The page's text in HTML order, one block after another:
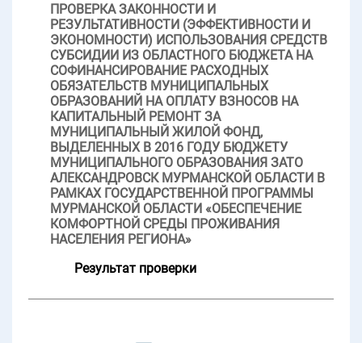
ПРОВЕРКА ЗАКОННОСТИ И
РЕЗУЛЬТАТИВНОСТИ (ЭФФЕКТИВНОСТИ И
ЭКОНОМНОСТИ) ИСПОЛЬЗОВАНИЯ СРЕДСТВ
СУБСИДИИ ИЗ ОБЛАСТНОГО БЮДЖЕТА НА
СОФИНАНСИРОВАНИЕ РАСХОДНЫХ
ОБЯЗАТЕЛЬСТВ МУНИЦИПАЛЬНЫХ
ОБРАЗОВАНИЙ НА ОПЛАТУ ВЗНОСОВ НА
КАПИТАЛЬНЫЙ РЕМОНТ ЗА
МУНИЦИПАЛЬНЫЙ ЖИЛОЙ ФОНД,
ВЫДЕЛЕННЫХ В 2016 ГОДУ БЮДЖЕТУ
МУНИЦИПАЛЬНОГО ОБРАЗОВАНИЯ ЗАТО
АЛЕКСАНДРОВСК МУРМАНСКОЙ ОБЛАСТИ В
РАМКАХ ГОСУДАРСТВЕННОЙ ПРОГРАММЫ
МУРМАНСКОЙ ОБЛАСТИ «ОБЕСПЕЧЕНИЕ
КОМФОРТНОЙ СРЕДЫ ПРОЖИВАНИЯ
НАСЕЛЕНИЯ РЕГИОНА»
Результат проверки